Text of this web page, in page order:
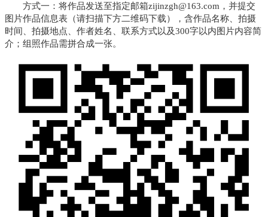
方式一：将作品发送至指定邮箱zijinzgh@163.com，并提交
图片作品信息表（请扫描下方二维码下载），含作品名称、拍摄
时间、拍摄地点、作者姓名、联系方式以及300字以内图片内容简
介；组照作品需拼合成一张。